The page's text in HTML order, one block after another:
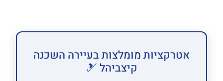
אטרקציות מומלצות בעיירה השכנה
קיצביהל 🎿